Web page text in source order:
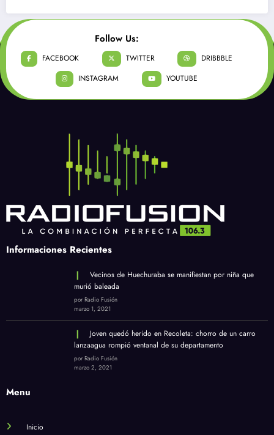
Follow Us:
FACEBOOK TWITTER
DRIBBBLE
INSTAGRAM
YOUTUBE
Informaciones Recientes
Vecinos de Huechuraba se manifiestan por niña que
murió baleada
por Radio Fusión
marzo 1, 2021
Joven quedó herido en Recoleta: chorro de un carro
lanzaagua rompió ventanal de su departamento
por Radio Fusión
marzo 2, 2021
Menu
Inicio